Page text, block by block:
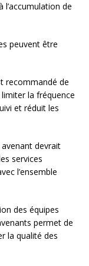
l’accumulation de
peuvent être
recommandé de
la fréquence
et réduit les
avenant devrait
services
l’ensemble
des équipes
permet de
la qualité des